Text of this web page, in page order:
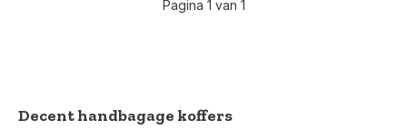
Pagina 1 van 1
Decent handbagage koffers